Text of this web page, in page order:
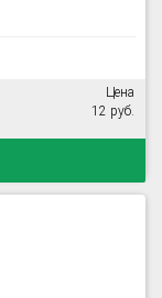
Цена
12 руб.